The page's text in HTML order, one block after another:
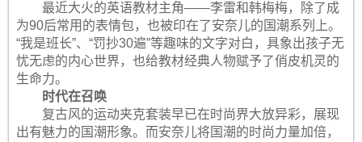
最近大火的英语教材主角——李雷和韩梅梅，除了成
为90后常用的表情包，也被印在了安奈儿的国潮系列上。
“我是班长”、“罚抄30遍”等趣味的文字对白，具象出孩子无
忧无虑的内心世界，也给教材经典人物赋予了俏皮机灵的
生命力。
时代在召唤
复古风的运动夹克套装早已在时尚界大放异彩，展现
出有魅力的国潮形象。而安奈儿将国潮的时尚力量加倍，